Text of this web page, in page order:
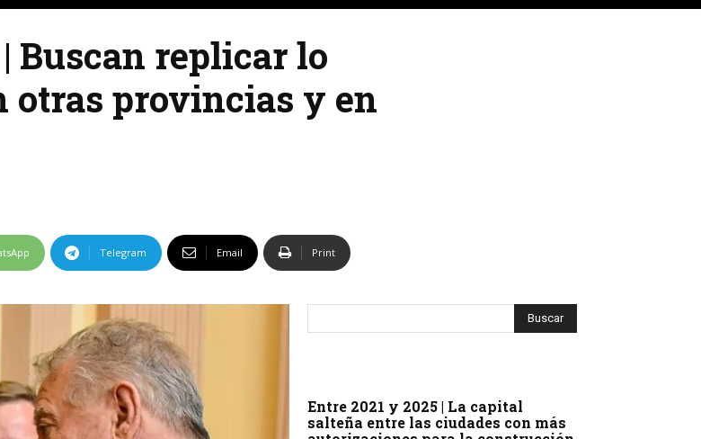
Buscan replicar lo
otras provincias y en
Telegram Email Print
Entre 2021 y 2025 | La capital
salteña entre las ciudades con más